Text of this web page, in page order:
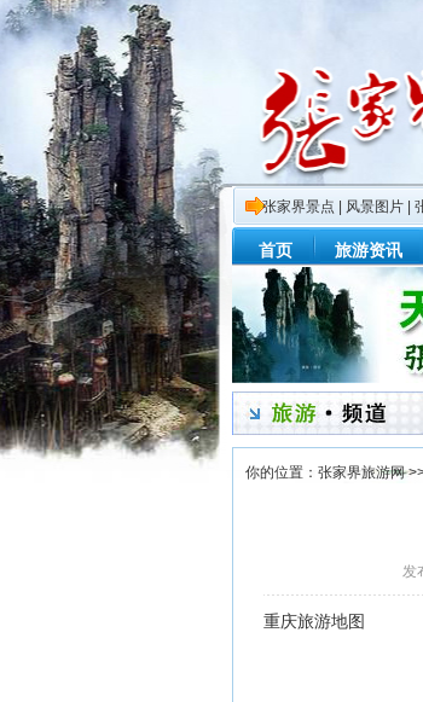
张家界景点 风景图片
首页 旅游资讯
你的位置： 张家界旅游网
发
重庆旅游地图